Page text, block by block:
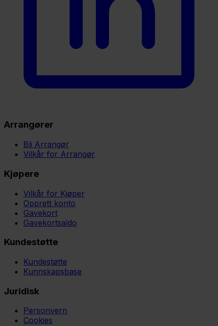
Arrangører
Bli Arrangør
Vilkår for Arrangør
Kjøpere
Vilkår for Kjøper
Opprett konto
Gavekort
Gavekortsaldo
Kundestøtte
Kundestøtte
Kunnskapsbase
Juridisk
Personvern
Cookies